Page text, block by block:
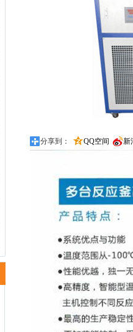
分享到： QQ空间 新